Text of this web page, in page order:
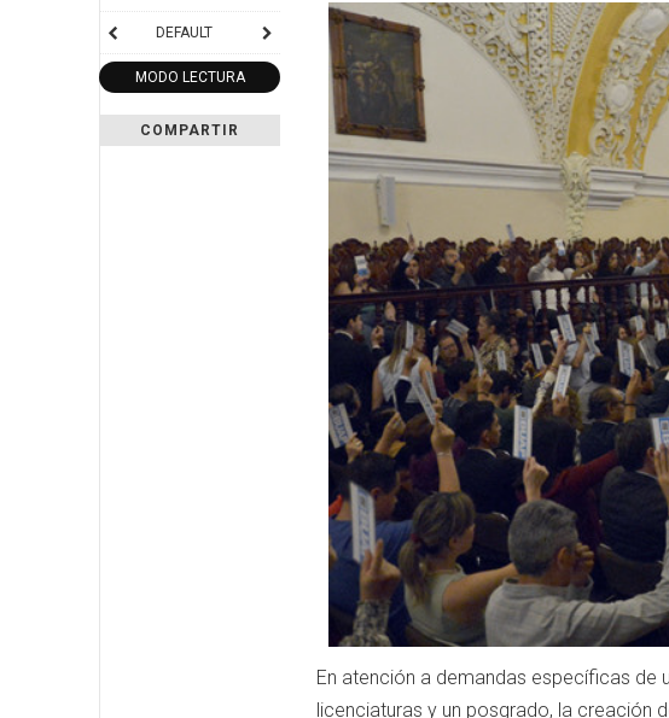
DEFAULT
MODO LECTURA
COMPARTIR
En atención a demandas específicas de
licenciaturas y un posgrado, la creación